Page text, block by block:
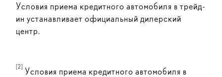
Условия приема кредитного автомобиля в трейд-
ин устанавливает официальный дилерский
центр.
[2] Условия приема кредитного автомобиля в